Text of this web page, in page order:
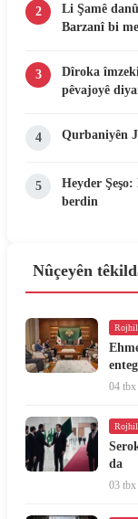
2
Li Şamê
Barzanî bi
3
Dîroka
pêvajoyê
4 Qurbaniyên
5
Heyder
berdin
Nûçeyên
04
da
03